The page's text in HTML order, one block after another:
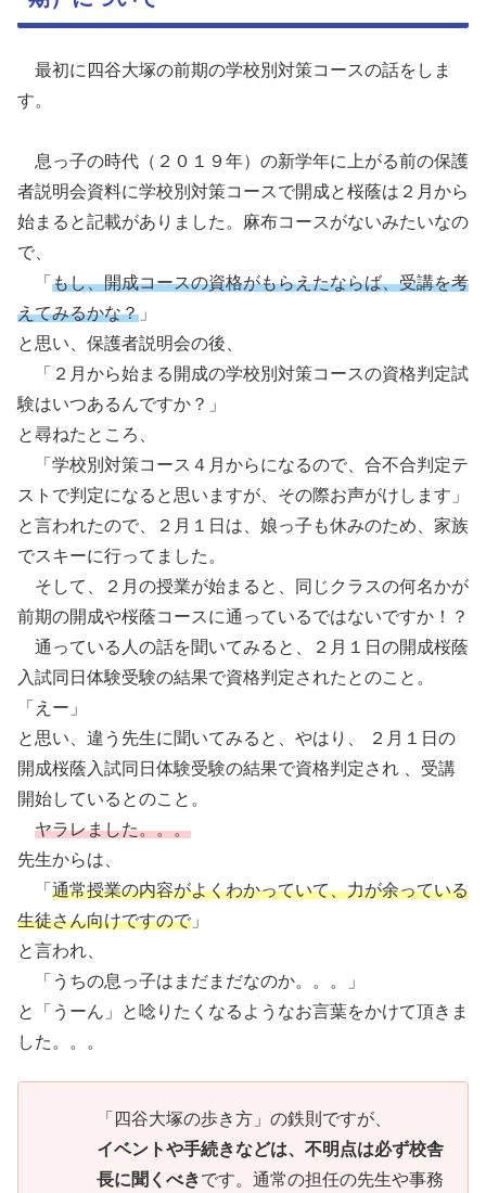
最初に四谷大塚の前期の学校別対策コースの話をしま
す。
息っ子の時代（２０１９年）の新学年に上がる前の保護
者説明会資料に学校別対策コースで開成と桜蔭は２月から
始まると記載がありました。麻布コースがないみたいなの
で、
「 もし、開成コースの資格がもらえたならば、受講を考
えてみるかな？ 」
と思い、保護者説明会の後、
「２月から始まる開成の学校別対策コースの資格判定試
験はいつあるんですか？」
と尋ねたところ、
「学校別対策コース４月からになるので、合不合判定テ
ストで判定になると思いますが、その際お声がけします」
と言われたので、２月１日は、娘っ子も休みのため、家族
でスキーに行ってました。
そして、２月の授業が始まると、同じクラスの何名かが
前期の開成や桜蔭コースに通っているではないですか！？
通っている人の話を聞いてみると、２月１日の開成桜蔭
入試同日体験受験の結果で資格判定されたとのこと。
「えー」
と思い、違う先生に聞いてみると、やはり、 ２月１日の
開成桜蔭入試同日体験受験の結果で資格判定され 、受講
開始しているとのこと。
ヤラレました。。。
先生からは、
「 通常授業の内容がよくわかっていて、力が余っている
生徒さん向けですので 」
と言われ、
「うちの息っ子はまだまだなのか。。。」
と「うーん」と唸りたくなるようなお言葉をかけて頂きま
した。。。
「四谷大塚の歩き方」の鉄則ですが、
イベントや手続きなどは、不明点は必ず校舎
長に聞くべきです。通常の担任の先生や事務